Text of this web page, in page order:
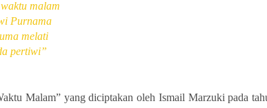
malam
Purnama
melati
pertiwi”
Malam” yang diciptakan oleh Ismail Marzuki pada